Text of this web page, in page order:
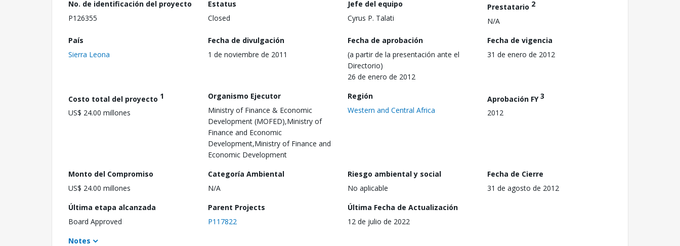
No. de identificación del proyecto
P126355
Estatus
Closed
Jefe del equipo
Cyrus P. Talati
Prestatario 2
N/A
País
Sierra Leona
Fecha de divulgación
1 de noviembre de 2011
Fecha de aprobación
(a partir de la presentación ante el
Directorio)
26 de enero de 2012
Fecha de vigencia
31 de enero de 2012
Costo total del proyecto 1
US$ 24.00 millones
Organismo Ejecutor
Ministry of Finance & Economic
Development (MOFED),Ministry of
Finance and Economic
Development,Ministry of Finance and
Economic Development
Región
Western and Central Africa
Aprobación FY3
2012
Monto del Compromiso
US$ 24.00 millones
Categoría Ambiental
N/A
Riesgo ambiental y social
No aplicable
Fecha de Cierre
31 de agosto de 2012
Última etapa alcanzada
Board Approved
Parent Projects
P117822
Última Fecha de Actualización
12 de julio de 2022
Notes